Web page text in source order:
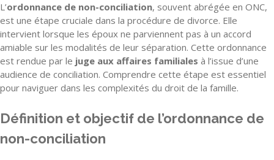
L’ordonnance de non-conciliation, souvent abrégée en ONC,
est une étape cruciale dans la procédure de divorce. Elle
intervient lorsque les époux ne parviennent pas à un accord
amiable sur les modalités de leur séparation. Cette ordonnance
est rendue par le juge aux affaires familiales à l’issue d’une
audience de conciliation. Comprendre cette étape est essentiel
pour naviguer dans les complexités du droit de la famille.
Définition et objectif de l’ordonnance de
non-conciliation